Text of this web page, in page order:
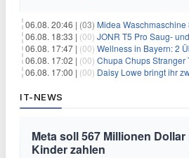
06.08. 20:46 | (03) Midea Waschmaschine 8 kg
06.08. 18:33 | (00) JONR T5 Pro Saug-
06.08. 17:47 | (00) Wellness in Bayern: 2 Übernachtungen im DAS
06.08. 17:02 | (00) Chupa Chups Stranger
06.08. 17:00 | (00) Daisy Lowe bringt ihr
IT-NEWS
Meta soll 567 Millionen
Kinder zahlen